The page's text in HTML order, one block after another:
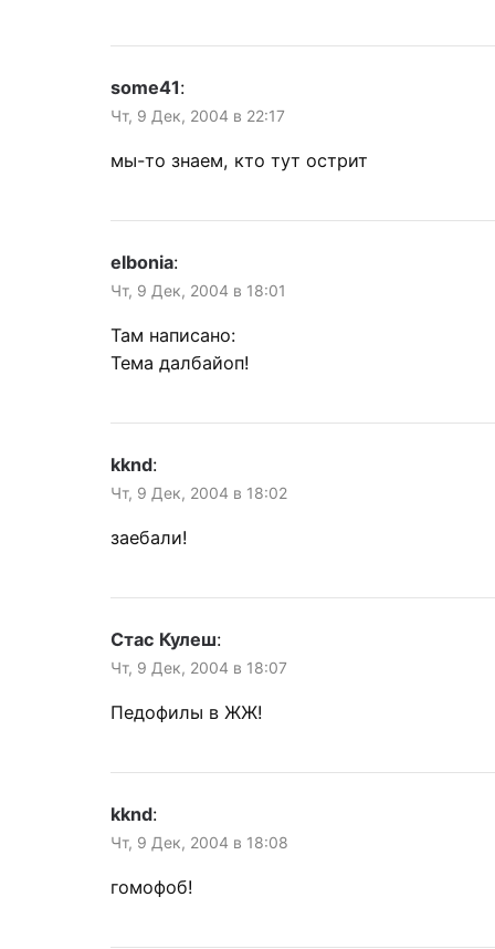
some41:
Чт, 9 Дек, 2004 в 22:17
мы-то знаем, кто тут острит
elbonia:
Чт, 9 Дек, 2004 в 18:01
Там написано:
Тема далбайоп!
kknd:
Чт, 9 Дек, 2004 в 18:02
заебали!
Стас Кулеш:
Чт, 9 Дек, 2004 в 18:07
Педофилы в ЖЖ!
kknd:
Чт, 9 Дек, 2004 в 18:08
гомофоб!